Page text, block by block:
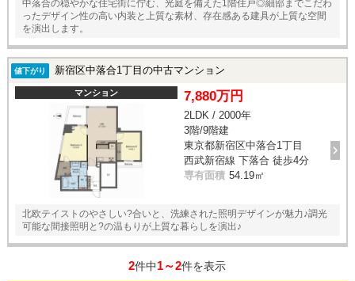
中落合の穏やかな住宅街に佇む、光庭を備えた1階住戸◎細部までこだわ
ったデザイン性の高い内装と上質な素材、存在感ある建具が上質な空間
を演出します。
値下がり 新宿区中落合1丁目の中古マンション
マンション 7,880万円
2LDK / 2000年
3階/9階建
東京都新宿区中落合1丁目
西武新宿線 下落合 徒歩4分
専有面積 54.19㎡
北欧テイストのやさしい?合いと、洗練された照明デザインが魅力♪調光
可能な間接照明と?の温もりが上質な暮らしを演出♪
2件中1～2件を表示